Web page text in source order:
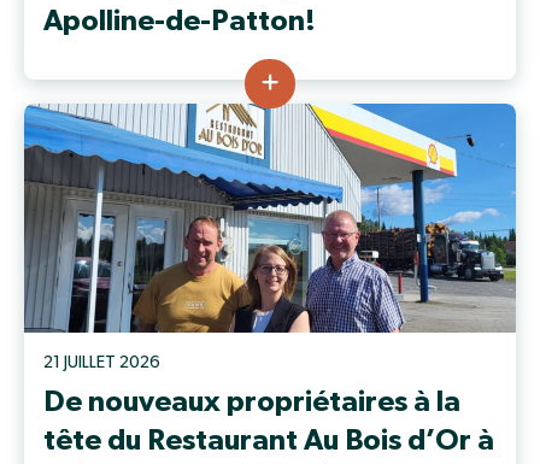
Apolline-de-Patton!
21 JUILLET 2026
De nouveaux propriétaires à la
tête du Restaurant Au Bois d’Or à